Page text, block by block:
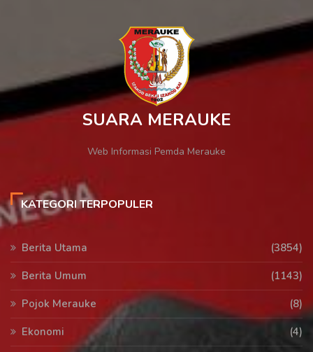
SUARA MERAUKE
Web Informasi Pemda Merauke
KATEGORI TERPOPULER
Berita Utama
(3854)
Berita Umum
(1143)
Pojok Merauke
(8)
Ekonomi
(4)